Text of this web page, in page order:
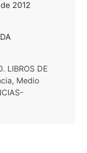
2012
LIBROS DE
Medio